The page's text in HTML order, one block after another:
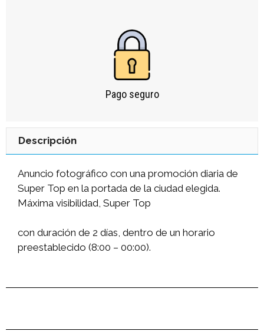
Pago seguro
Descripción
Anuncio fotográfico con una promoción diaria de
Super Top en la portada de la ciudad elegida.
Máxima visibilidad, Super Top
con duración de 2 días, dentro de un horario
preestablecido (8:00 – 00:00).